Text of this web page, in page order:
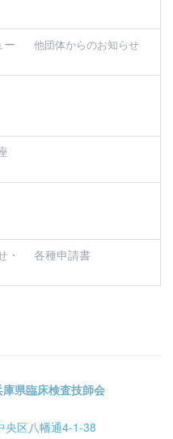
ー
他団体からのお知らせ
・
各種申請書
庫県臨床検査技師会
区八幡通4-1-38